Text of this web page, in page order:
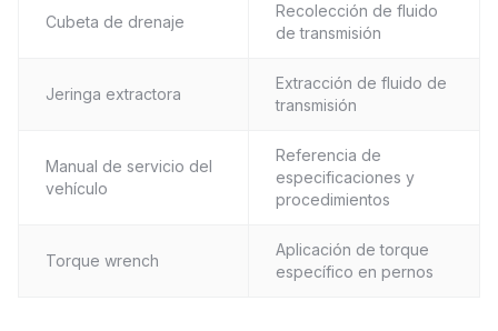
Cubeta de drenaje
Recolección de fluido
de transmisión
Jeringa extractora
Extracción de fluido de
transmisión
Manual de servicio del
vehículo
Referencia de
especificaciones y
procedimientos
Torque wrench
Aplicación de torque
específico en pernos